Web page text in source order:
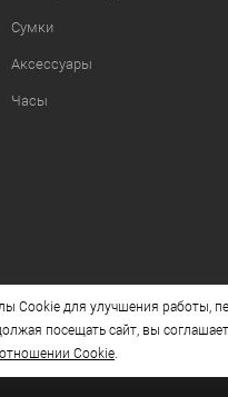
Сумки
Аксессуары
Часы
Cookie для улучшения работы,
посещать сайт, вы
Cookie.